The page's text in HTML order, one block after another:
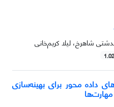
شاهرخ، لیلا کریم‌خانی
داده محور برای بهینه‌سازی